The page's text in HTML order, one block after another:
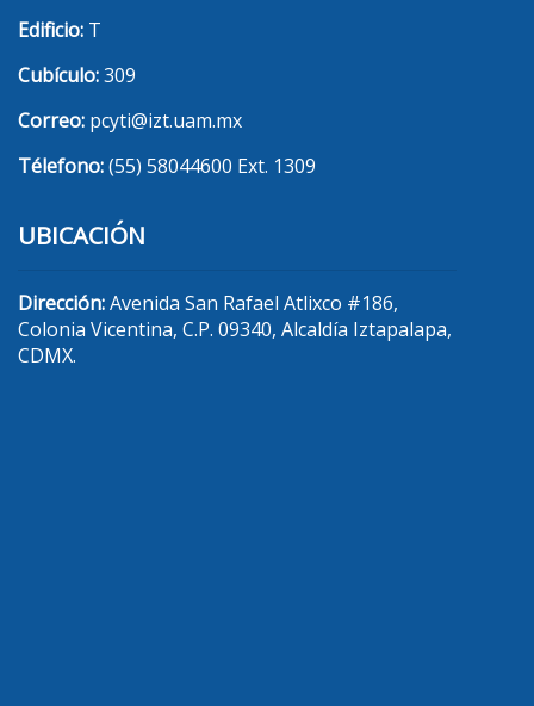
Edificio: T
Cubículo:309
Correo: pcyti@izt.uam.mx
Télefono:(55) 58044600 Ext. 1309
UBICACIÓN
Dirección:Avenida San Rafael Atlixco #186,
Colonia Vicentina, C.P. 09340, Alcaldía Iztapalapa,
CDMX.